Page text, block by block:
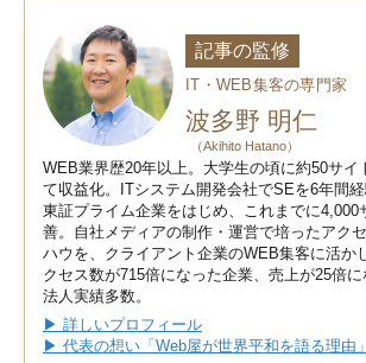
記事の監修
IT・WEB集客の専門家
波多野 明仁
（Akihito Hatano）
WEB業界歴20年以上。大学生の頃に約50サイ
て収益化。ITシステム開発会社でSEを6年間経
東証プライム企業をはじめ、これまでに4,000
善。自社メディアの制作・運営で培ったアク
ハウを、クライアント企業のWEB集客に活か
クセス数が715倍になった企業、売上が25倍に
法人実績多数。
▶ 詳しいプロフィール
▶ 代表の想い「Web屋が世界平和を語る理由」